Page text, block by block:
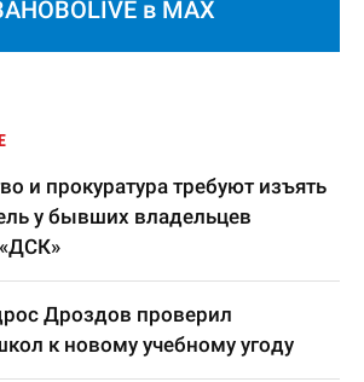
в MAX
и прокуратура требуют изъять
у бывших владельцев
Дроздов проверил
к новому учебному угоду